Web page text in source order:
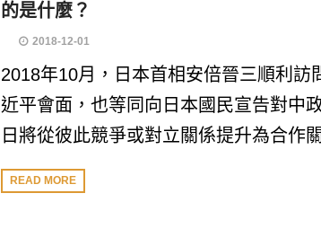
的是什麼？
2018-12-01
2018年10月，日本首相安倍晉三順利訪
近平會面，也等同向日本國民宣告對中
日將從彼此競爭或對立關係提升為合作
READ MORE